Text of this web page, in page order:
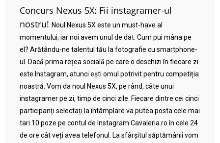
Concurs Nexus 5X: Fii instagramer-ul
nostru! Noul Nexus 5X este un must-have al
momentului, iar noi avem unul de dat. Cum pui mâna pe
el? Arătându-ne talentul tău la fotografie cu smartphone-
ul. Dacă prima rețea socială pe care o deschizi în fiecare zi
este Instagram, atunci ești omul potrivit pentru competiția
noastră. Vom da noul Nexus 5X, pe rând, câte unui
instagramer pe zi, timp de cinci zile. Fiecare dintre cei cinci
participanți selectați la întâmplare va putea posta cele mai
tari 10 poze pe contul de Instagram Cavaleria.ro în cele 24
de ore cât veți avea telefonul. La sfârșitul săptămânii vom